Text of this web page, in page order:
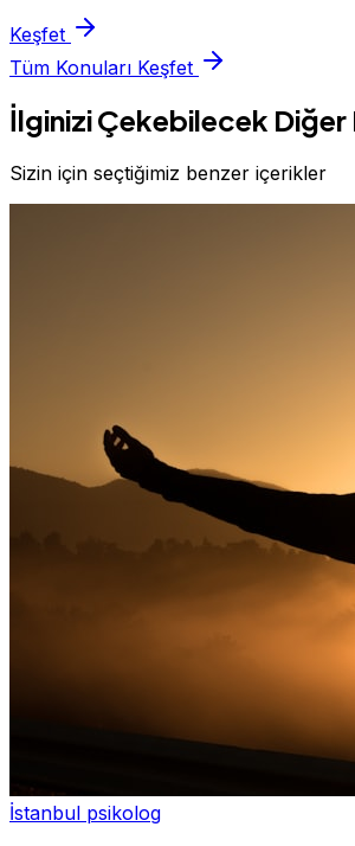
Keşfet
Tüm Konuları Keşfet
İlginizi Çekebilecek
Sizin için seçtiğimiz benzer içerikler
İstanbul psikolog